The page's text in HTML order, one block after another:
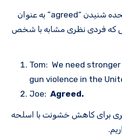
در حال حاضر در ایالات متحده شنیدن “agreed” به عنوان
که فردی نظری مشابه با شخص
Tom: We need
gun violence in the
Joe: Agreed.
تری برای کاهش خشونت با اسلحه